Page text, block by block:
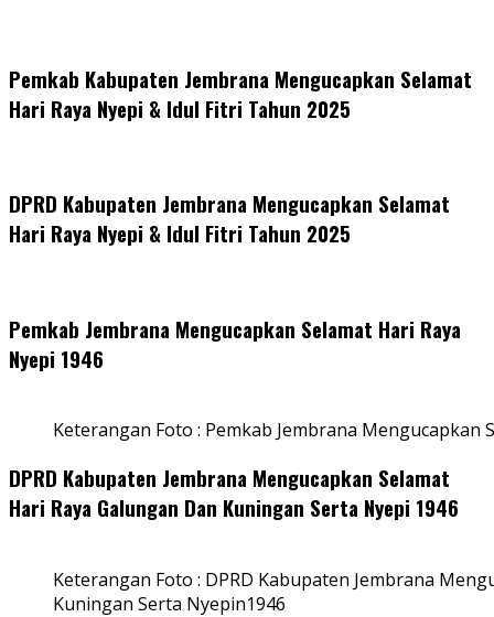
Pemkab Kabupaten Jembrana Mengucapkan Selamat
Hari Raya Nyepi & Idul Fitri Tahun 2025
DPRD Kabupaten Jembrana Mengucapkan Selamat
Hari Raya Nyepi & Idul Fitri Tahun 2025
Pemkab Jembrana Mengucapkan Selamat Hari Raya
Nyepi 1946
Keterangan Foto : Pemkab Jembrana Mengucapkan
DPRD Kabupaten Jembrana Mengucapkan Selamat
Hari Raya Galungan Dan Kuningan Serta Nyepi 1946
Keterangan Foto : DPRD Kabupaten Jembrana
Kuningan Serta Nyepin1946